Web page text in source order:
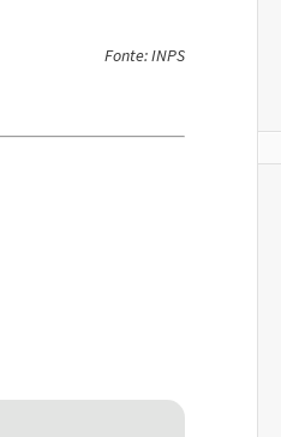
Fonte: INPS